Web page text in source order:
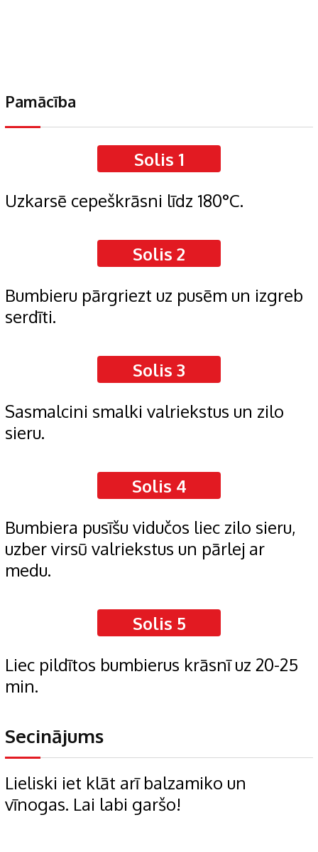
Pamācība
Solis 1
Uzkarsē cepeškrāsni līdz 180°C.
Solis 2
Bumbieru pārgriezt uz pusēm un izgreb
serdīti.
Solis 3
Sasmalcini smalki valriekstus un zilo
sieru.
Solis 4
Bumbiera pusīšu vidučos liec zilo sieru,
uzber virsū valriekstus un pārlej ar
medu.
Solis 5
Liec pildītos bumbierus krāsnī uz 20-25
min.
Secinājums
Lieliski iet klāt arī balzamiko un
vīnogas. Lai labi garšo!